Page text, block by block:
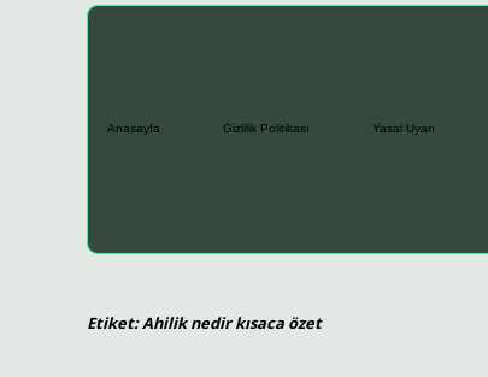
Anasayfa Gizlilik Politikası Yasal Uyarı
Etiket:Ahilik nedir kısaca özet